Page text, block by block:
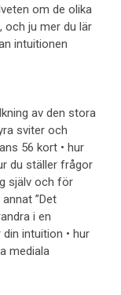
om de olika
och ju mer du lär
intuitionen
av den stora
sviter och
56 kort • hur
du ställer frågor
själv och för
”Det
i en
intuition • hur
mediala